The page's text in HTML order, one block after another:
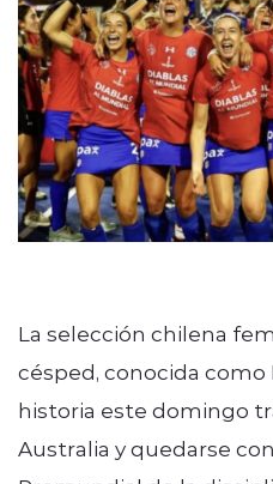
modo claro
La selección chilena
césped, conocida como
historia este domingo
Australia y quedarse